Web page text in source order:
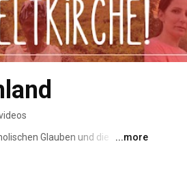
Glauben und die
...more